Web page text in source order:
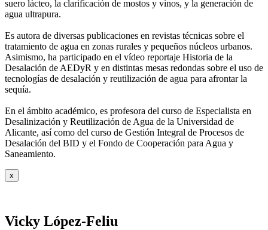
suero lácteo, la clarificación de mostos y vinos, y la generación de
agua ultrapura.
Es autora de diversas publicaciones en revistas técnicas sobre el
tratamiento de agua en zonas rurales y pequeños núcleos urbanos.
Asimismo, ha participado en el vídeo reportaje Historia de la
Desalación de AEDyR y en distintas mesas redondas sobre el uso de
tecnologías de desalación y reutilización de agua para afrontar la
sequía.
En el ámbito académico, es profesora del curso de Especialista en
Desalinización y Reutilización de Agua de la Universidad de
Alicante, así como del curso de Gestión Integral de Procesos de
Desalación del BID y el Fondo de Cooperación para Agua y
Saneamiento.
x
Vicky López-Feliu